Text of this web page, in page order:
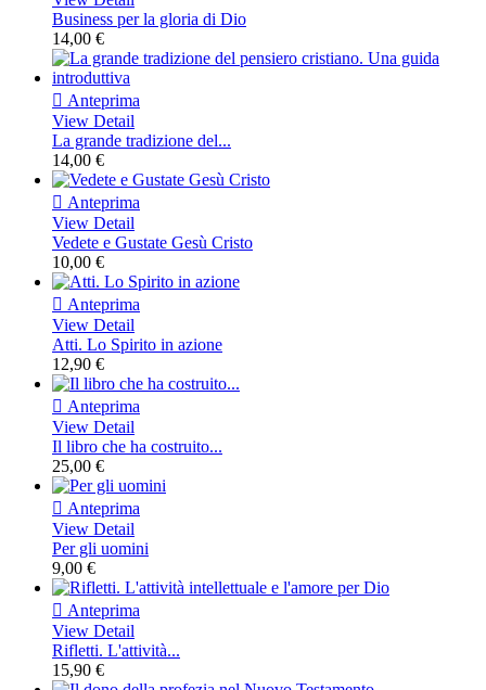
Business per la gloria di Dio
14,00 €
 Anteprima
View Detail
La grande tradizione del...
14,00 €
 Anteprima
View Detail
Vedete e Gustate Gesù Cristo
10,00 €
 Anteprima
View Detail
Atti. Lo Spirito in azione
12,90 €
 Anteprima
View Detail
Il libro che ha costruito...
25,00 €
 Anteprima
View Detail
Per gli uomini
9,00 €
 Anteprima
View Detail
Rifletti. L'attività...
15,90 €